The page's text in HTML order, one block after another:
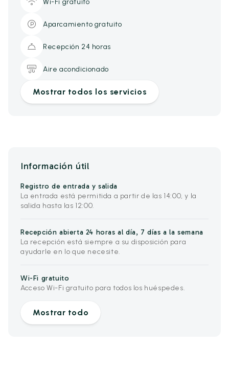
Aparcamiento gratuito
Recepción 24 horas
Aire acondicionado
Mostrar todos los servicios
Información útil
Registro de entrada y salida
La entrada está permitida a partir de las 14:00, y la
salida hasta las 12:00.
Recepción abierta 24 horas al día, 7 días a la semana
La recepción está siempre a su disposición para
ayudarle en lo que necesite.
Wi-Fi gratuito
Acceso Wi-Fi gratuito para todos los huéspedes.
Mostrar todo